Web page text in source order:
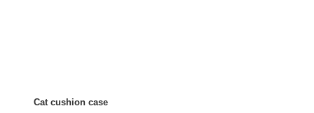
Cat cushion case